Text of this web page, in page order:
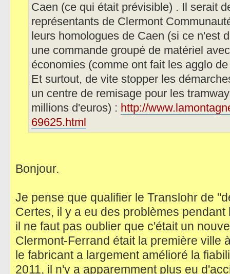
Caen (ce qui était prévisible) . Il serait
représentants de Clermont
leurs homologues de Caen (si ce n'est
une commande groupé de matériel
économies (comme ont fait les agglo
Et surtout, de vite stopper les
un centre de remisage pour les
millions d'euros) : http://
69625.html
Bonjour.
Je pense que qualifier le Translohr de
Certes, il y a eu des problèmes
il ne faut pas oublier que c'était un
Clermont-Ferrand était la première ville
le fabricant a largement amélioré la
2011, il n'y a apparemment plus eu